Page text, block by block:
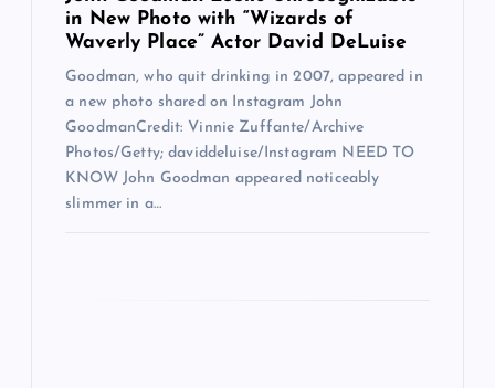
in New Photo with “Wizards of
Waverly Place” Actor David DeLuise
Goodman, who quit drinking in 2007, appeared in
a new photo shared on Instagram John
GoodmanCredit: Vinnie Zuffante/Archive
Photos/Getty; daviddeluise/Instagram NEED TO
KNOW John Goodman appeared noticeably
slimmer in a…